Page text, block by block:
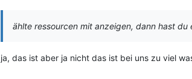
ählte ressourcen mit anzeigen, dann hast du
ja, das ist aber ja nicht das ist bei uns zu viel